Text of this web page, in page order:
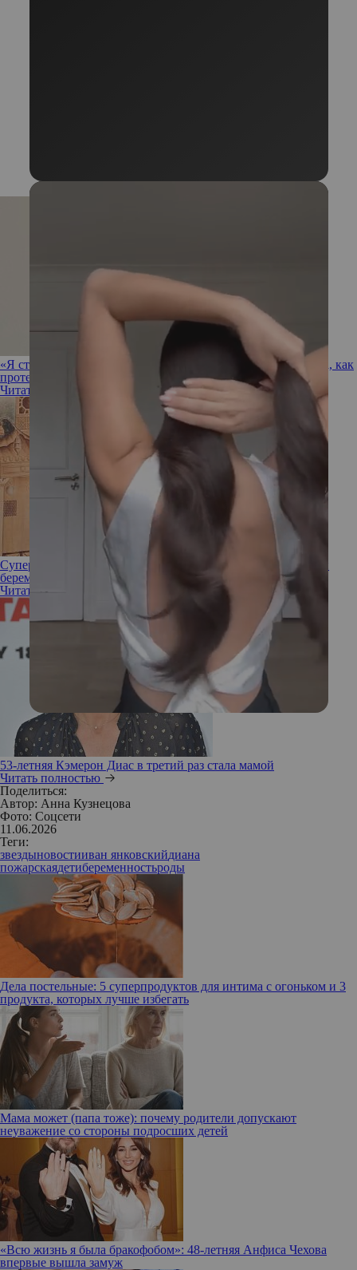
«Я старородящая в кубе»: 37-летняя Анна Бузова рассказала, как
протекает ее беременность
Читать полностью
Супермама: 44-летняя Наталья Водянова объявила о шестой
беременности
Читать полностью
53-летняя Кэмерон Диас в третий раз стала мамой
Читать полностью
Поделиться:
Автор: Анна Кузнецова
Фото: Соцсети
11.06.2026
Теги:
звездыновостииван янковскийдиана
пожарскаядетибеременностьроды
Дела постельные: 5 суперпродуктов для интима с огоньком и 3
продукта, которых лучше избегать
Мама может (папа тоже): почему родители допускают
неуважение со стороны подросших детей
«Всю жизнь я была бракофобом»: 48-летняя Анфиса Чехова
впервые вышла замуж